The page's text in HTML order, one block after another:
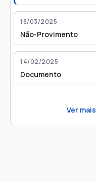
18/03/2025
Não-Provimento
14/02/2025
Documento
Ver mais